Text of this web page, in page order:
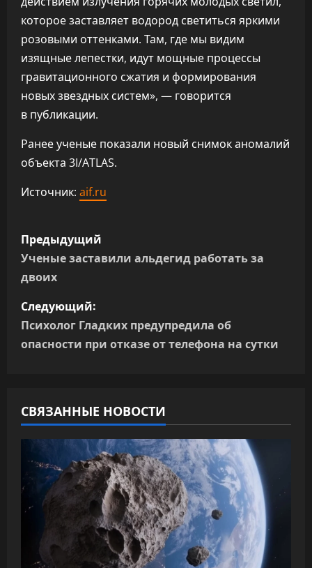
которое заставляет водород светиться яркими
розовыми оттенками. Там, где мы видим
изящные лепестки, идут мощные процессы
гравитационного сжатия и формирования
новых звездных систем», — говорится
в публикации.
Ранее ученые показали новый снимок аномалий
объекта 3I/ATLAS.
Источник: aif.ru
Н
а
в
и
г
ц
и
я
п
Предыдущий
Ученые заставили альдегид работать за
двоих
Следующий:
Психолог Гладких предупредила об
опасности при отказе от телефона на сутки
СВЯЗАННЫЕ НОВОСТИ